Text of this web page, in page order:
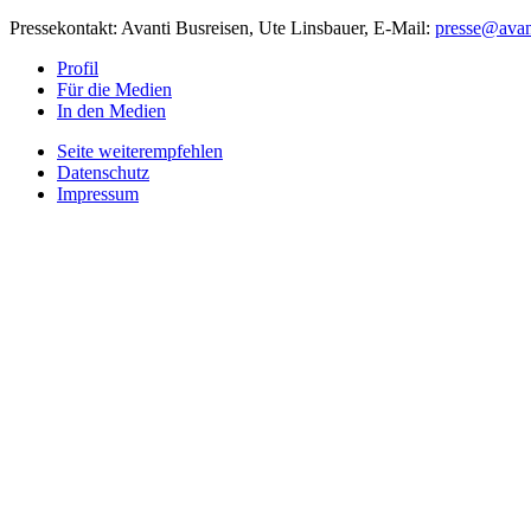
Pressekontakt: Avanti Busreisen, Ute Linsbauer, E-Mail:
Profil
Für die Medien
In den Medien
Seite weiterempfehlen
Datenschutz
Impressum